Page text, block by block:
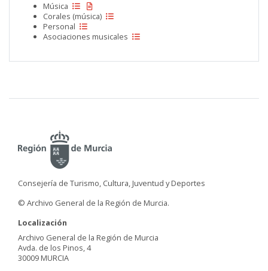
Música
Corales (música)
Personal
Asociaciones musicales
Consejería de Turismo, Cultura, Juventud y Deportes
© Archivo General de la Región de Murcia.
Localización
Archivo General de la Región de Murcia
Avda. de los Pinos, 4
30009 MURCIA